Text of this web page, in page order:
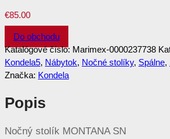
€85.00
Do obchodu
Katalógové číslo: Marimex-0000237738
Kondela5, Nábytok, Nočné stolíky, Spálne,
Značka: Kondela
Popis
Nočný stolík MONTANA SN